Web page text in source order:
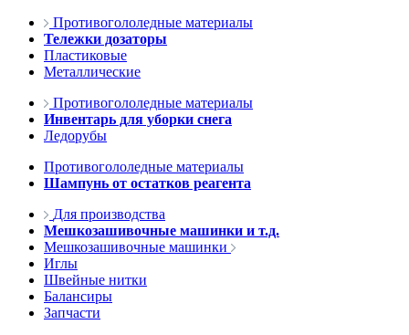
Противогололедные материалы
Тележки дозаторы
Пластиковые
Металлические
Противогололедные материалы
Инвентарь для уборки снега
Ледорубы
Противогололедные материалы
Шампунь от остатков реагента
Для производства
Мешкозашивочные машинки и т.д.
Мешкозашивочные машинки
Иглы
Швейные нитки
Балансиры
Запчасти